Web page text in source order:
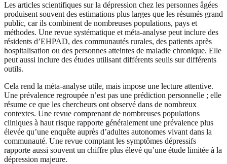
Les articles scientifiques sur la dépression chez les personnes âgées
produisent souvent des estimations plus larges que les résumés grand
public, car ils combinent de nombreuses populations, pays et
méthodes. Une revue systématique et méta-analyse peut inclure des
résidents d’EHPAD, des communautés rurales, des patients après
hospitalisation ou des personnes atteintes de maladie chronique. Elle
peut aussi inclure des études utilisant différents seuils sur différents
outils.
Cela rend la méta-analyse utile, mais impose une lecture attentive.
Une prévalence regroupée n’est pas une prédiction personnelle ; elle
résume ce que les chercheurs ont observé dans de nombreux
contextes. Une revue comprenant de nombreuses populations
cliniques à haut risque rapporte généralement une prévalence plus
élevée qu’une enquête auprès d’adultes autonomes vivant dans la
communauté. Une revue comptant les symptômes dépressifs
rapporte aussi souvent un chiffre plus élevé qu’une étude limitée à la
dépression majeure.